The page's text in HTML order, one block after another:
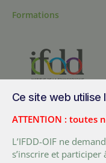
Formations
Canada
Tél. :+ (1) 418 692 5727
Fax :+ (1) 418 692 5644
Ce site web utilise
ATTENTION : toutes
L’IFDD-OIF ne
s’inscrire et